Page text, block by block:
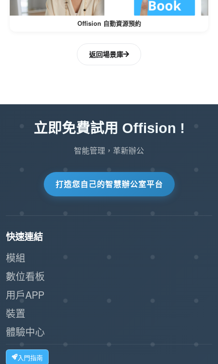
所有許可權。
根據團隊或組織需求的變化快速進行調
人性化設計：
配或修改許可權。
明確區分角色有助於避免錯誤。
Offision 的用戶許可權功能平衡了安全性、靈活
織的重要工具。
Offision 自動資源預約
返回場景庫
立即免費試用 Offision !
智能管理，革新辦公
打造您自己的智慧辦公室平台
快速連結
模組
數位看板
用戶APP
裝置
體驗中心
入門指南